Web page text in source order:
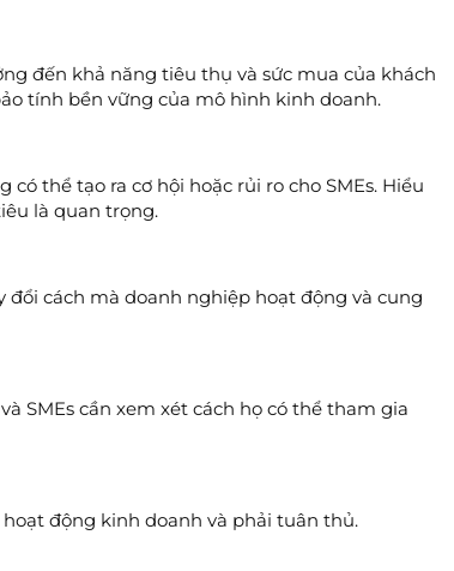
đến khả năng tiêu thụ và sức mua của khách
tính bền vững của mô hình kinh doanh.
thể tạo ra cơ hội hoặc rủi ro cho SMEs. Hiểu
là quan trọng.
cách mà doanh nghiệp hoạt động và cung
SMEs cần xem xét cách họ có thể tham gia
động kinh doanh và phải tuân thủ.